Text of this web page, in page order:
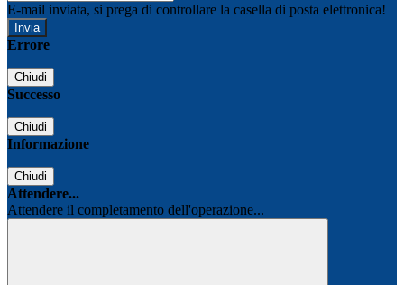
E-mail inviata, si prega di controllare la casella di posta elettronica!
Errore
Chiudi
Successo
Chiudi
Informazione
Chiudi
Attendere...
Attendere il completamento dell'operazione...